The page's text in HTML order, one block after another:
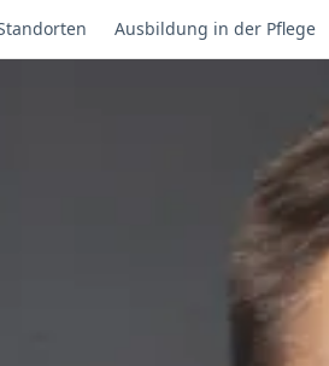
Ausbildung in der Pflege